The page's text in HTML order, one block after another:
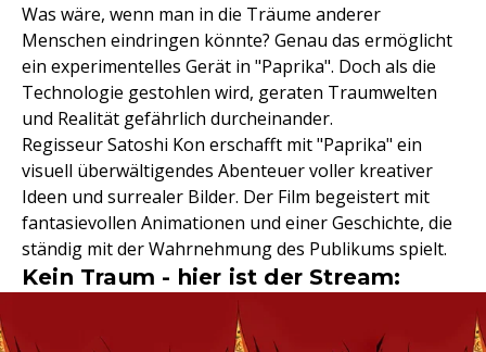
Was wäre, wenn man in die Träume anderer
Menschen eindringen könnte? Genau das ermöglicht
ein experimentelles Gerät in "Paprika". Doch als die
Technologie gestohlen wird, geraten Traumwelten
und Realität gefährlich durcheinander.
Regisseur Satoshi Kon erschafft mit "Paprika" ein
visuell überwältigendes Abenteuer voller kreativer
Ideen und surrealer Bilder. Der Film begeistert mit
fantasievollen Animationen und einer Geschichte, die
ständig mit der Wahrnehmung des Publikums spielt.
Kein Traum - hier ist der Stream: